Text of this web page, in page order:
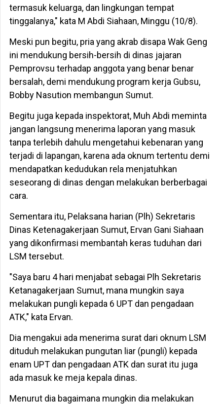
termasuk keluarga, dan lingkungan tempat
tinggalanya," kata M Abdi Siahaan, Minggu (10/8).
Meski pun begitu, pria yang akrab disapa Wak Geng
ini mendukung bersih-bersih di dinas jajaran
Pemprovsu terhadap anggota yang benar benar
bersalah, demi mendukung program kerja Gubsu,
Bobby Nasution membangun Sumut.
Begitu juga kepada inspektorat, Muh Abdi meminta
jangan langsung menerima laporan yang masuk
tanpa terlebih dahulu mengetahui kebenaran yang
terjadi di lapangan, karena ada oknum tertentu demi
mendapatkan kedudukan rela menjatuhkan
seseorang di dinas dengan melakukan berberbagai
cara.
Sementara itu, Pelaksana harian (Plh) Sekretaris
Dinas Ketenagakerjaan Sumut, Ervan Gani Siahaan
yang dikonfirmasi membantah keras tuduhan dari
LSM tersebut.
"Saya baru 4 hari menjabat sebagai Plh Sekretaris
Ketanagakerjaan Sumut, mana mungkin saya
melakukan pungli kepada 6 UPT dan pengadaan
ATK," kata Ervan.
Dia mengakui ada menerima surat dari oknum LSM
dituduh melakukan pungutan liar (pungli) kepada
enam UPT dan pengadaan ATK dan surat itu juga
ada masuk ke meja kepala dinas.
Menurut dia bagaimana mungkin dia melakukan